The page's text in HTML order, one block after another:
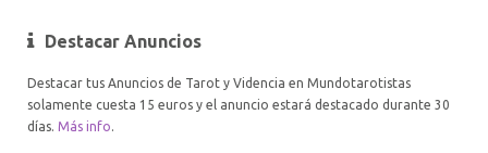
Destacar Anuncios
Destacar tus Anuncios de Tarot y Videncia en Mundotarotistas
solamente cuesta 15 euros y el anuncio estará destacado durante 30
días. Más info.